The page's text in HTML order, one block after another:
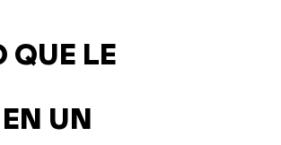
QUE LE
UN